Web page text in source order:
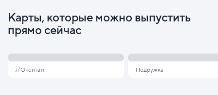
Карты, которые можно выпустить
прямо сейчас
л'Окситан Подружка